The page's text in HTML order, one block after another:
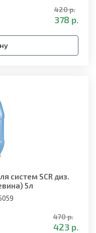
420 р.
378 р.
систем SCR диз.
5л
470 р.
423 р.